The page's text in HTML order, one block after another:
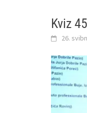
Kviz
26.